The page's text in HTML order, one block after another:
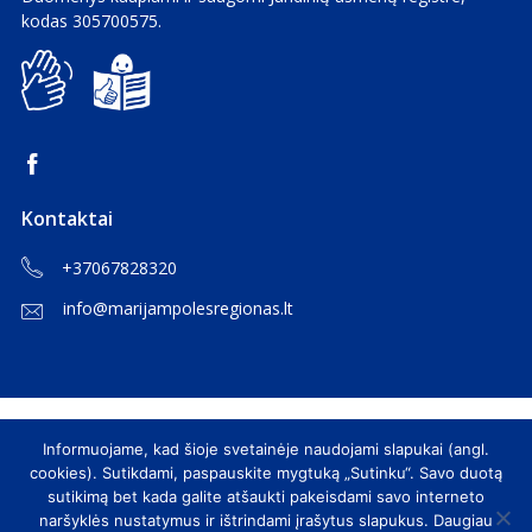
2024 m. vasario mėn.
2023 m. gruodžio mėn.
2023 m. spalio mėn.
2023 m. rugsėjo mėn.
kodas 305700575.
Kontaktai
+37067828320
info@marijampolesregionas.lt
© 2026 Marijampolės regiono plėtros taryba. Visos teisės
saugomos.
Informuojame, kad šioje svetainėje naudojami slapukai (angl.
cookies). Sutikdami, paspauskite mygtuką „Sutinku“. Savo duotą
sutikimą bet kada galite atšaukti pakeisdami savo interneto
naršyklės nustatymus ir ištrindami įrašytus slapukus. Daugiau